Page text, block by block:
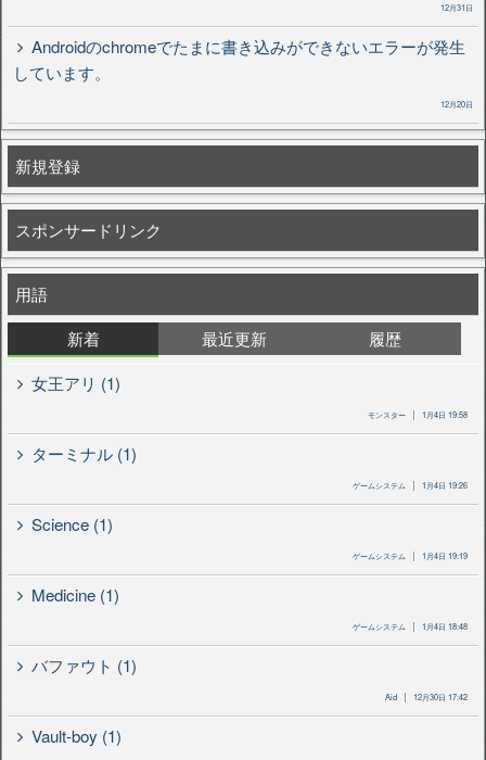
12月31日
Androidのchromeでたまに書き込みができないエラーが発生
しています。
12月20日
新規登録
スポンサードリンク
用語
新着
最近更新
履歴
女王アリ (1)
モンスター 1月4日 19:58
ターミナル (1)
ゲームシステム 1月4日 19:26
Science (1)
ゲームシステム 1月4日 19:19
Medicine (1)
ゲームシステム 1月4日 18:48
バファウト (1)
Aid 12月30日 17:42
Vault-boy (1)